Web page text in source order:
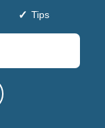
Tips